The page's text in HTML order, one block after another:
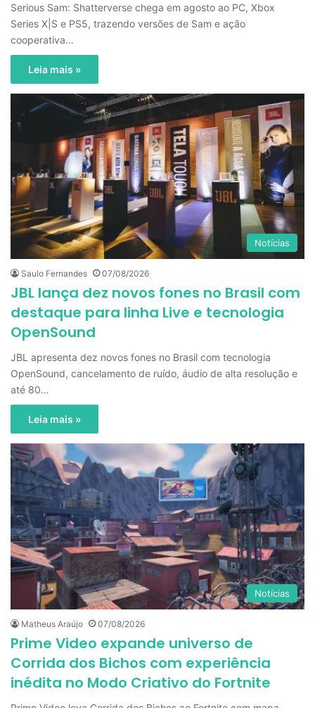
Serious Sam: Shatterverse chega em agosto ao PC, Xbox
Series X|S e PS5, trazendo versões de Sam e ação
cooperativa…
Leia mais »
Notícias
Saulo Fernandes 07/08/2026
JBL lança dez novos fones no Brasil com
destaque para linha Live e tecnologia
OpenSound
JBL apresenta dez novos fones no Brasil com tecnologia
OpenSound, cancelamento de ruído, áudio de alta resolução e
até 80…
Leia mais »
Notícias
Matheus Araújo 07/08/2026
Prime Video expande universo de
Corrida dos Bichos com experiência
inédita no Modo Criativo do Fortnite